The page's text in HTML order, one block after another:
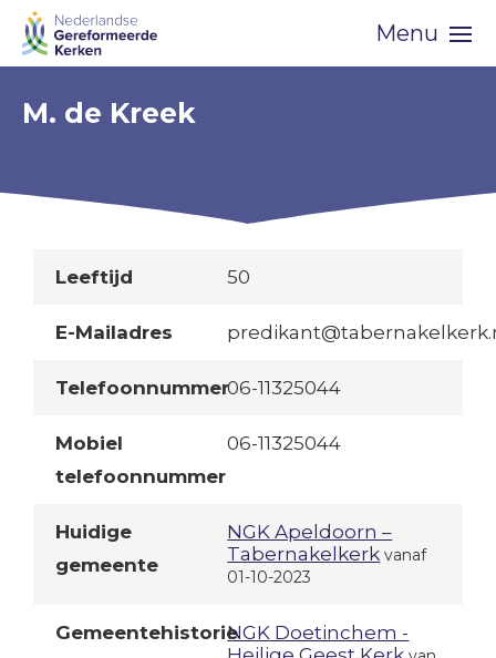
Skip
navigation
Menu
M. de Kreek
Leeftijd 50
E-Mailadres
Telefoonnummer06-11325044
Mobiel
telefoonnummer
06-11325044
Huidige
gemeente
NGK Apeldoorn –
Tabernakelkerk vanaf
01-10-2023
GemeentehistorieNGK Doetinchem -